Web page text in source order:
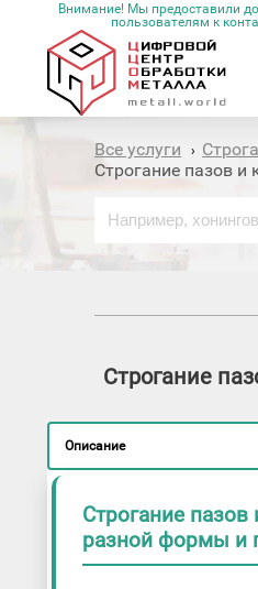
Внимание! Мы предоставили
пользователям к
Все услуги ›
Строгание пазов и
Строгание
Описание
Строгание пазов
разной формы и